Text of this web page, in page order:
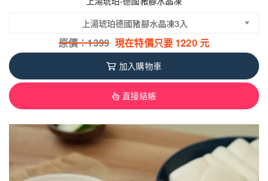
上湯琥珀德國豬腳水晶凍3入
原價：1399 現在特價只要 1220元
加入購物車
直接結帳